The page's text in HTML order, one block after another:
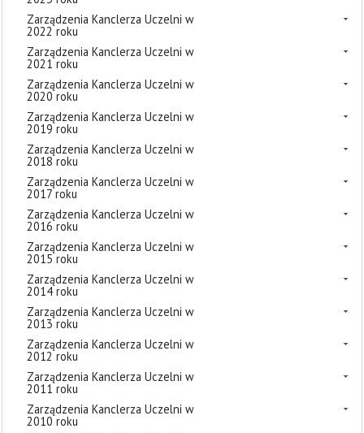
Zarządzenia Kanclerza Uczelni w
2022 roku
Zarządzenia Kanclerza Uczelni w
2021 roku
Zarządzenia Kanclerza Uczelni w
2020 roku
Zarządzenia Kanclerza Uczelni w
2019 roku
Zarządzenia Kanclerza Uczelni w
2018 roku
Zarządzenia Kanclerza Uczelni w
2017 roku
Zarządzenia Kanclerza Uczelni w
2016 roku
Zarządzenia Kanclerza Uczelni w
2015 roku
Zarządzenia Kanclerza Uczelni w
2014 roku
Zarządzenia Kanclerza Uczelni w
2013 roku
Zarządzenia Kanclerza Uczelni w
2012 roku
Zarządzenia Kanclerza Uczelni w
2011 roku
Zarządzenia Kanclerza Uczelni w
2010 roku